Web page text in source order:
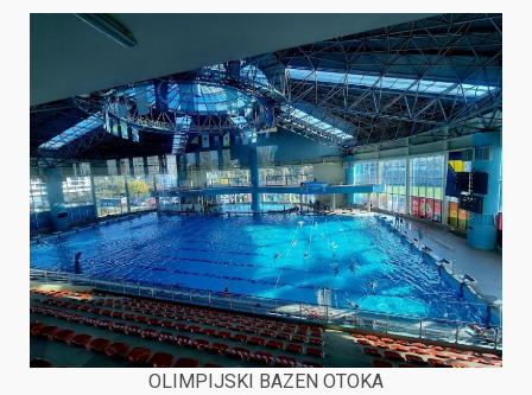
OLIMPIJSKI BAZEN OTOKA